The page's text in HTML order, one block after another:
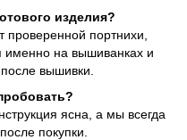
изделия?
проверенной портнихи,
именно на вышиванках и
вышивки.
ясна, а мы всегда
покупки.